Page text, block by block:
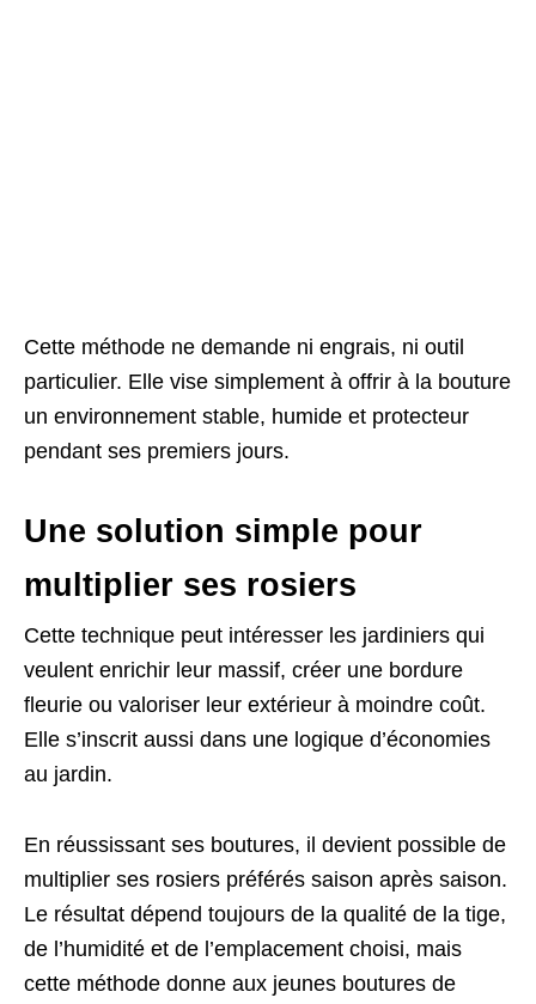
Cette méthode ne demande ni engrais, ni outil
particulier. Elle vise simplement à offrir à la bouture
un environnement stable, humide et protecteur
pendant ses premiers jours.
Une solution simple pour
multiplier ses rosiers
Cette technique peut intéresser les jardiniers qui
veulent enrichir leur massif, créer une bordure
fleurie ou valoriser leur extérieur à moindre coût.
Elle s’inscrit aussi dans une logique d’économies
au jardin.
En réussissant ses boutures, il devient possible de
multiplier ses rosiers préférés saison après saison.
Le résultat dépend toujours de la qualité de la tige,
de l’humidité et de l’emplacement choisi, mais
cette méthode donne aux jeunes boutures de